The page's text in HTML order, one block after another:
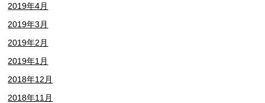
2019年4月
2019年3月
2019年2月
2019年1月
2018年12月
2018年11月